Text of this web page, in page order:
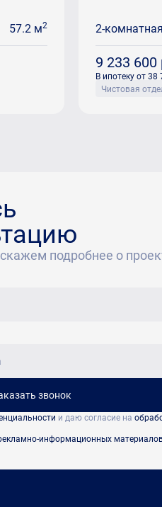
57.2 м2 2-комнатная
9 233 600
В ипотеку от
Чистовая
подробнее о
звонок
и даю согласие на
информационных